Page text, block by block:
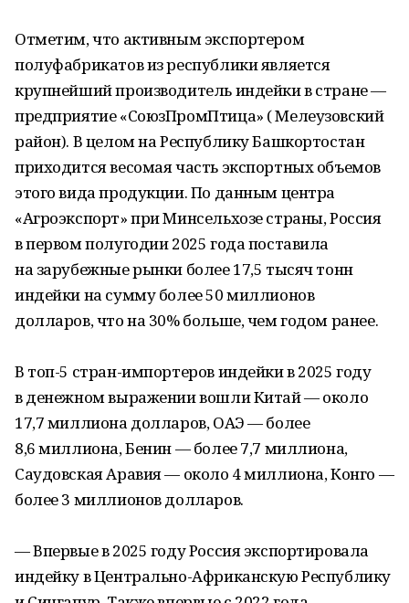
Отметим, что активным экспортером
полуфабрикатов из республики является
крупнейший производитель индейки в стране —
предприятие «СоюзПромПтица» ( Мелеузовский
район). В целом на Республику Башкортостан
приходится весомая часть экспортных объемов
этого вида продукции. По данным центра
«Агроэкспорт» при Минсельхозе страны, Россия
в первом полугодии 2025 года поставила
на зарубежные рынки более 17,5 тысяч тонн
индейки на сумму более 50 миллионов
долларов, что на 30% больше, чем годом ранее.
В топ-5 стран-импортеров индейки в 2025 году
в денежном выражении вошли Китай — около
17,7 миллиона долларов, ОАЭ — более
8,6 миллиона, Бенин — более 7,7 миллиона,
Саудовская Аравия — около 4 миллиона, Конго —
более 3 миллионов долларов.
— Впервые в 2025 году Россия экспортировала
индейку в Центрально-Африканскую Республику